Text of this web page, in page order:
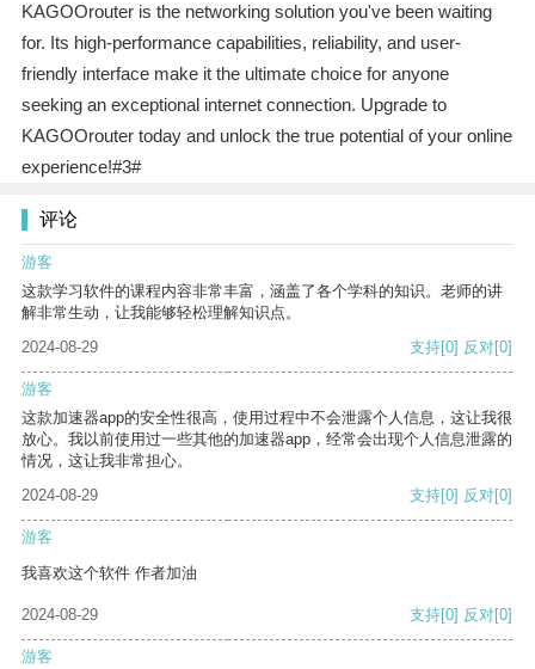
KAGOOrouter is the networking solution you've been waiting
for. Its high-performance capabilities, reliability, and user-
friendly interface make it the ultimate choice for anyone
seeking an exceptional internet connection. Upgrade to
KAGOOrouter today and unlock the true potential of your online
experience!#3#
评论
游客
这款学习软件的课程内容非常丰富，涵盖了各个学科的知识。老师的讲
解非常生动，让我能够轻松理解知识点。
2024-08-29
支持[0] 反对[0]
游客
这款加速器app的安全性很高，使用过程中不会泄露个人信息，这让我很
放心。我以前使用过一些其他的加速器app，经常会出现个人信息泄露的
情况，这让我非常担心。
2024-08-29
支持[0] 反对[0]
游客
我喜欢这个软件 作者加油
2024-08-29 支持[0] 反对[0]
游客